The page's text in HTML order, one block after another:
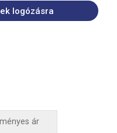
logózásra
ár